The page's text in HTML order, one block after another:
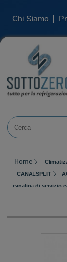
Chi Siamo
Home
CANALSPLIT
canalina di servizio